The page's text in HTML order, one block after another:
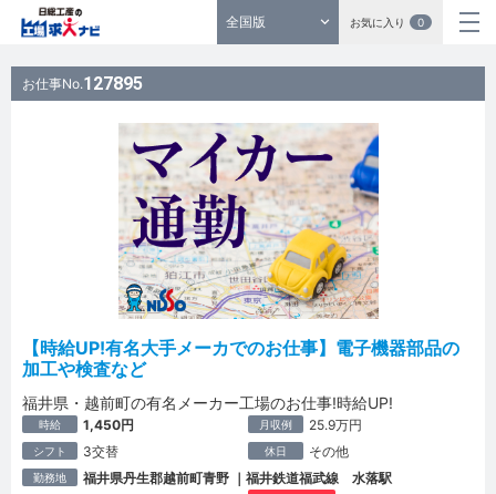
全国版 お気に入り 0
お仕事No.127895
【時給UP!有名大手メーカでのお仕事】電子機器部品の
加工や検査など
福井県・越前町の有名メーカー工場のお仕事!時給UP!
時給 1,450円 月収例 25.9万円
シフト 3交替 休日 その他
勤務地 福井県丹生郡越前町青野 ｜福井鉄道福武線 水落駅